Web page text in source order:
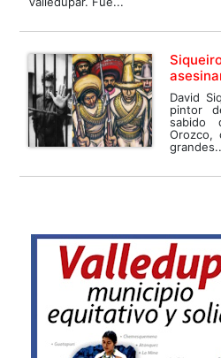
David
pintor
sabido
Orozco,